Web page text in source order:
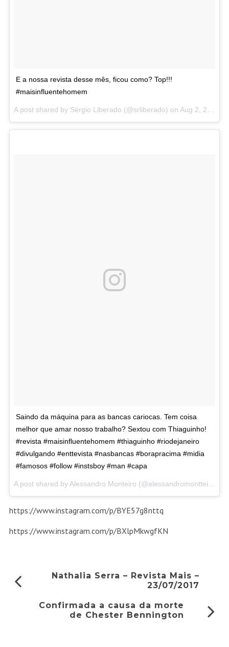
E a nossa revista desse mês, ficou como? Top!!!
#maisinfluentehomem
A post shared by Sérgio Liberado (@srliberado) on Aug 2, 2017 at 8:56am PDT
Saindo da máquina para as bancas cariocas. Tem coisa
melhor que amar nosso trabalho? Sextou com Thiaguinho!
#revista #maisinfluentehomem #thiaguinho #riodejaneiro
#divulgando #enttevista #nasbancas #borapracima #midia
#famosos #follow #instsboy #man #capa
https://www.instagram.com/p/BYE57g8nttq
https://www.instagram.com/p/BXlpMkwgfKN
Nathalia Serra – Revista Mais –
23/07/2017
Confirmada a causa da morte
de Chester Bennington